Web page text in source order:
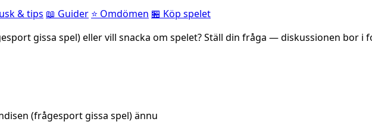
& tips 📖 Guider ⭐ Omdömen 🏪 Köp spelet
gissa spel) eller vill snacka om spelet? Ställ din fråga — diskussionen bor i
(frågesport gissa spel) ännu